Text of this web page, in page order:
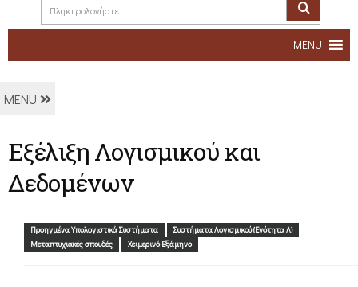
MENU
MENU
Εξέλιξη Λογισμικού και
Δεδομένων
Προηγμένα Υπολογιστικά Συστήματα
Συστήματα Λογισμικού (Ενότητα Λ)
Μεταπτυχιακές σπουδές
Χειμερινό Εξάμηνο